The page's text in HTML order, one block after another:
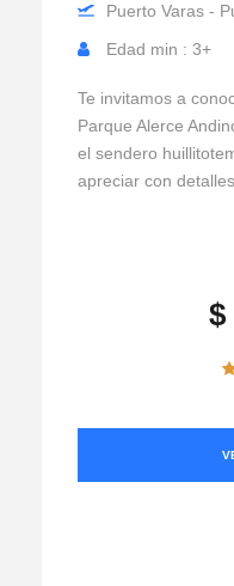
Puerto Varas -
Edad min : 3+
Te invitamos a
Parque Alerce
el sendero
apreciar con
$